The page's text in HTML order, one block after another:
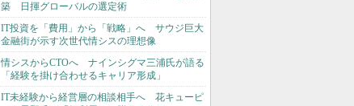
築 日揮グローバルの選定術
IT投資を「費用」から「戦略」へ サウジ巨大
金融街が示す次世代情シスの理想像
情シスからCTOへ ナインシグマ三浦氏が語る
「経験を掛け合わせるキャリア形成」
IT未経験から経営層の相談相手へ 花キューピ